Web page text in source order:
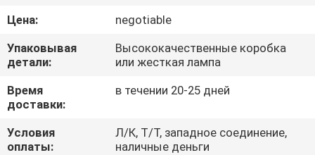
КАЧЕСТВА
СВЯЖИТЕСЬ
С
НАМИ
Цена:
negotiable
Упаковывая
детали:
Высококачественные коробка
или жесткая лампа
Время
доставки:
в течении 20-25 дней
Условия
оплаты:
Л/К, Т/Т, западное соединение,
наличные деньги